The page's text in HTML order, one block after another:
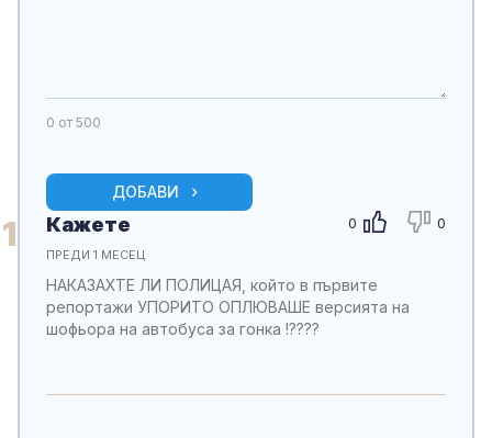
0 от 500
ДОБАВИ
1 0 0
Кажете
ПРЕДИ 1 МЕСЕЦ
НАКАЗАХТЕ ЛИ ПОЛИЦАЯ, който в първите
репортажи УПОРИТО ОПЛЮВАШЕ версията на
шофьора на автобуса за гонка !????